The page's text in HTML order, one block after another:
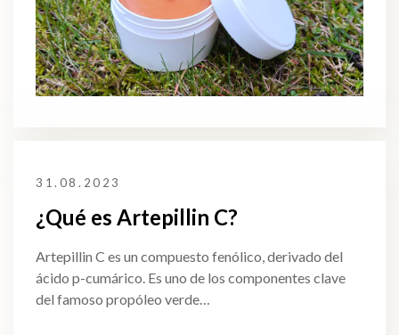
31.08.2023
¿Qué es Artepillin C?
Artepillin C es un compuesto fenólico, derivado del
ácido p-cumárico. Es uno de los componentes clave
del famoso propóleo verde…